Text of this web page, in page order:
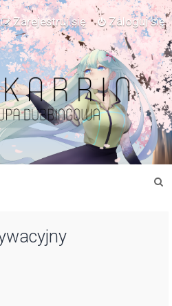
Zaloguj się
Zarejestruj się